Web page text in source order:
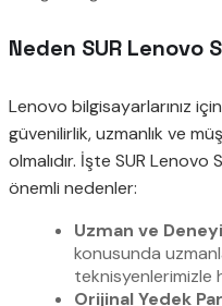
Neden SUR Lenovo
Lenovo bilgisayarlarınız
güvenilirlik, uzmanlık ve
olmalıdır. İşte SUR Lenovo
önemli nedenler:
Uzman ve
konusunda
teknisyenlerimizle
Orijinal Yedek